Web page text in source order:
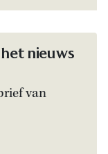
nieuws
van